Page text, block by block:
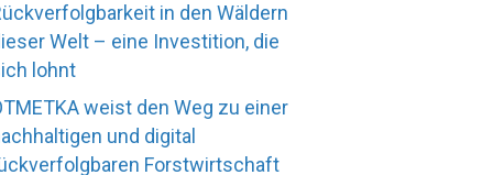
in den Wäldern
Welt – eine Investition, die
lohnt
weist den Weg zu einer
und digital
Forstwirtschaft